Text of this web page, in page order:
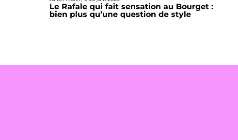
Le Rafale qui fait sensation au Bourget :
bien plus qu’une question de style